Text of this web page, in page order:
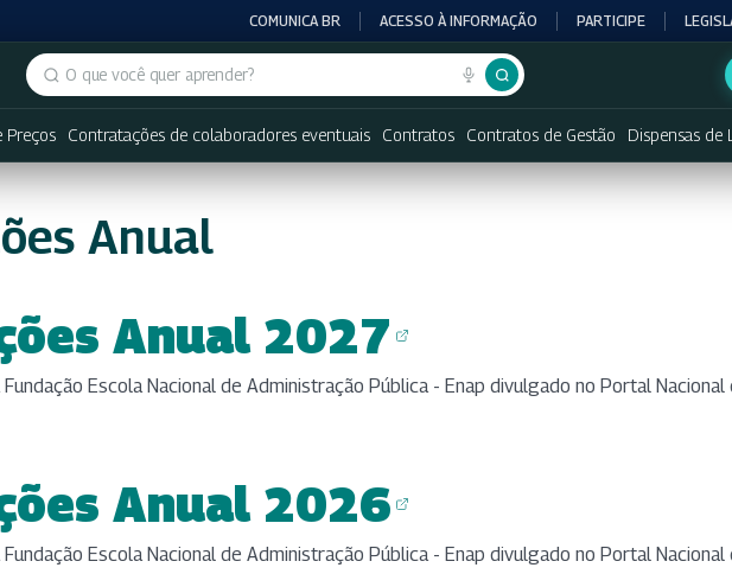
COMUNICA BR ACESSO À INFORMAÇÃO PARTICIPE
Buscar no portal
Preços Contratações de colaboradores eventuais Contratos Contratos de Gestão Dispensas de
Anual
Anual 2027
Escola Nacional de Administração Pública - Enap divulgado no Portal
Anual 2026
Escola Nacional de Administração Pública - Enap divulgado no Portal